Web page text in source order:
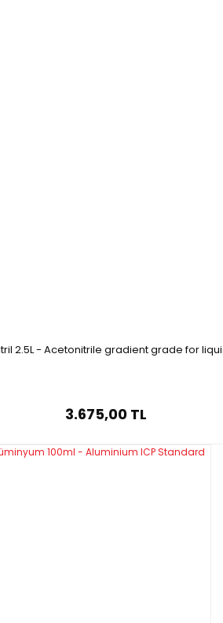
2.5L - Acetonitrile gradient grade for
3.675,00 TL